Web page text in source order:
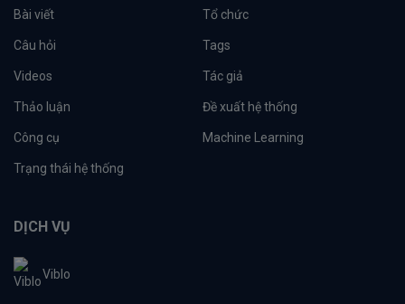
Bài viết Tổ chức
Câu hỏi Tags
Videos Tác giả
Thảo luận Đề xuất hệ thống
Công cụ Machine Learning
Trạng thái hệ thống
DỊCH VỤ
Viblo